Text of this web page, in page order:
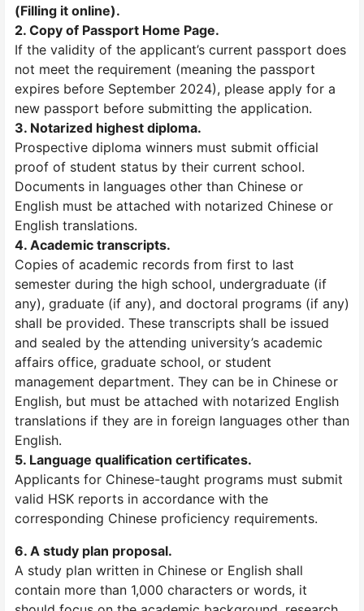
(Filling it online).
2. Copy of Passport Home Page.
If the validity of the applicant’s current passport does
not meet the requirement (meaning the passport
expires before September 2024), please apply for a
new passport before submitting the application.
3. Notarized highest diploma.
Prospective diploma winners must submit official
proof of student status by their current school.
Documents in languages other than Chinese or
English must be attached with notarized Chinese or
English translations.
4. Academic transcripts.
Copies of academic records from first to last
semester during the high school, undergraduate (if
any), graduate (if any), and doctoral programs (if any)
shall be provided. These transcripts shall be issued
and sealed by the attending university’s academic
affairs office, graduate school, or student
management department. They can be in Chinese or
English, but must be attached with notarized English
translations if they are in foreign languages other than
English.
5. Language qualification certificates.
Applicants for Chinese-taught programs must submit
valid HSK reports in accordance with the
corresponding Chinese proficiency requirements.
6. A study plan proposal.
A study plan written in Chinese or English shall
contain more than 1,000 characters or words, it